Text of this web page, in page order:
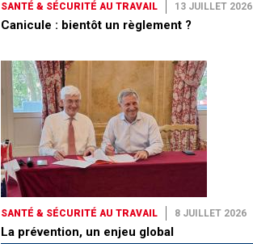
SANTÉ & SÉCURITÉ AU TRAVAIL 13 JUILLET 2026
Canicule : bientôt un règlement ?
SANTÉ & SÉCURITÉ AU TRAVAIL 8 JUILLET 2026
La prévention, un enjeu global